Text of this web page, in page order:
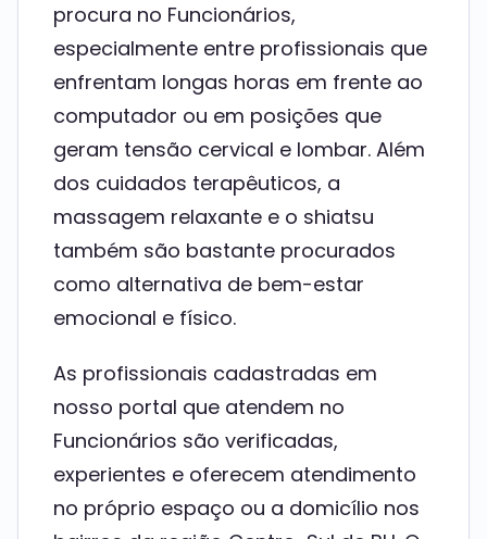
procura no Funcionários,
especialmente entre profissionais que
enfrentam longas horas em frente ao
computador ou em posições que
geram tensão cervical e lombar. Além
dos cuidados terapêuticos, a
massagem relaxante e o shiatsu
também são bastante procurados
como alternativa de bem-estar
emocional e físico.
As profissionais cadastradas em
nosso portal que atendem no
Funcionários são verificadas,
experientes e oferecem atendimento
no próprio espaço ou a domicílio nos